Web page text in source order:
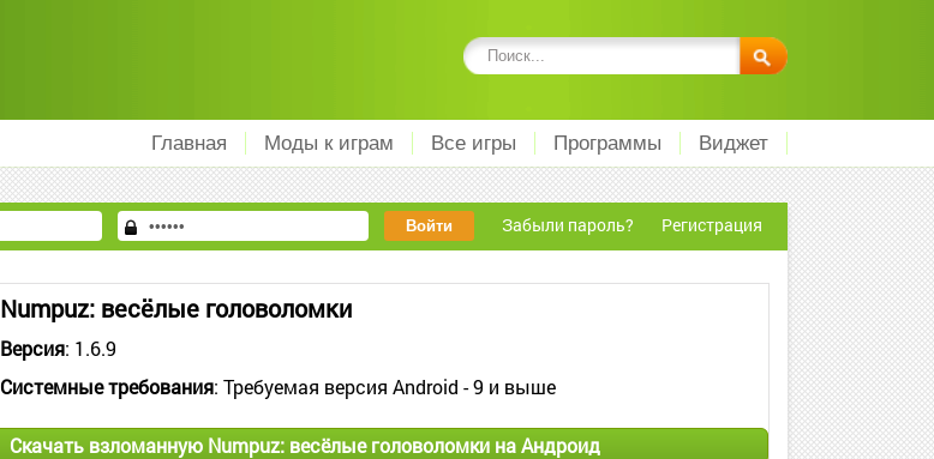
Главная Моды к играм Все игры Программы Виджет
Забыли пароль? Регистрация
Numpuz: весёлые головоломки
Версия: 1.6.9
Системные требования: Требуемая версия Android - 9 и выше
Скачать взломанную Numpuz: весёлые головоломки на Андроид